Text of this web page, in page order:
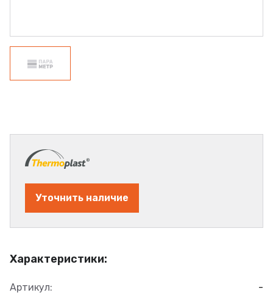
Характеристики:
Артикул: -
Уточнить наличие